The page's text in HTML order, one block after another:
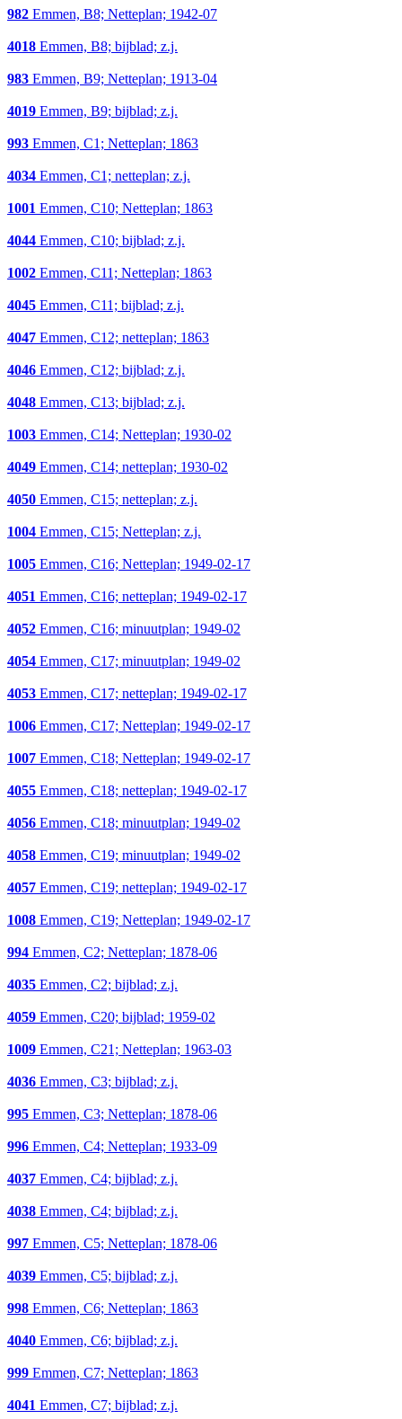
982 Emmen, B8; Netteplan; 1942-07
4018 Emmen, B8; bijblad; z.j.
983 Emmen, B9; Netteplan; 1913-04
4019 Emmen, B9; bijblad; z.j.
993 Emmen, C1; Netteplan; 1863
4034 Emmen, C1; netteplan; z.j.
1001 Emmen, C10; Netteplan; 1863
4044 Emmen, C10; bijblad; z.j.
1002 Emmen, C11; Netteplan; 1863
4045 Emmen, C11; bijblad; z.j.
4047 Emmen, C12; netteplan; 1863
4046 Emmen, C12; bijblad; z.j.
4048 Emmen, C13; bijblad; z.j.
1003 Emmen, C14; Netteplan; 1930-02
4049 Emmen, C14; netteplan; 1930-02
4050 Emmen, C15; netteplan; z.j.
1004 Emmen, C15; Netteplan; z.j.
1005 Emmen, C16; Netteplan; 1949-02-17
4051 Emmen, C16; netteplan; 1949-02-17
4052 Emmen, C16; minuutplan; 1949-02
4054 Emmen, C17; minuutplan; 1949-02
4053 Emmen, C17; netteplan; 1949-02-17
1006 Emmen, C17; Netteplan; 1949-02-17
1007 Emmen, C18; Netteplan; 1949-02-17
4055 Emmen, C18; netteplan; 1949-02-17
4056 Emmen, C18; minuutplan; 1949-02
4058 Emmen, C19; minuutplan; 1949-02
4057 Emmen, C19; netteplan; 1949-02-17
1008 Emmen, C19; Netteplan; 1949-02-17
994 Emmen, C2; Netteplan; 1878-06
4035 Emmen, C2; bijblad; z.j.
4059 Emmen, C20; bijblad; 1959-02
1009 Emmen, C21; Netteplan; 1963-03
4036 Emmen, C3; bijblad; z.j.
995 Emmen, C3; Netteplan; 1878-06
996 Emmen, C4; Netteplan; 1933-09
4037 Emmen, C4; bijblad; z.j.
4038 Emmen, C4; bijblad; z.j.
997 Emmen, C5; Netteplan; 1878-06
4039 Emmen, C5; bijblad; z.j.
998 Emmen, C6; Netteplan; 1863
4040 Emmen, C6; bijblad; z.j.
999 Emmen, C7; Netteplan; 1863
4041 Emmen, C7; bijblad; z.j.